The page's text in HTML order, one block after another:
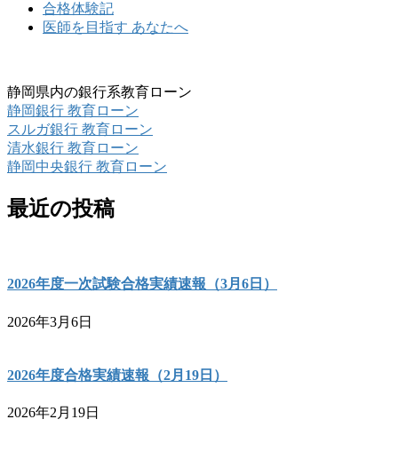
合格体験記
医師を目指す あなたへ
静岡県内の銀行系教育ローン
静岡銀行 教育ローン
スルガ銀行 教育ローン
清水銀行 教育ローン
静岡中央銀行 教育ローン
最近の投稿
2026年度一次試験合格実績速報（3月6日）
2026年3月6日
2026年度合格実績速報（2月19日）
2026年2月19日